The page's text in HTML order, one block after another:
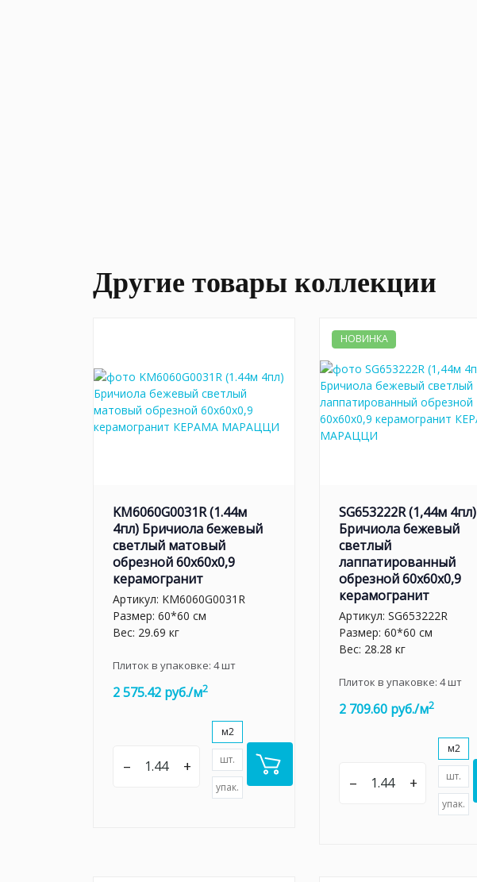
Другие товары коллекции
KM6060G0031R (1.44м
4пл) Бричиола бежевый
светлый матовый
обрезной 60x60x0,9
керамогранит
Артикул: KM6060G0031R
Размер: 60*60 см
Вес: 29.69 кг
Плиток в упаковке: 4шт
2 575.42 руб./м2
– +
м2
шт.
упак.
НОВИНКА
SG653222R (1,44м 4пл)
Бричиола бежевый
светлый
лаппатированный
обрезной 60x60x0,9
керамогранит
Артикул: SG653222R
Размер: 60*60 см
Вес: 28.28 кг
Плиток в упаковке: 4шт
2 709.60 руб./м2
– +
м2
шт.
упак.